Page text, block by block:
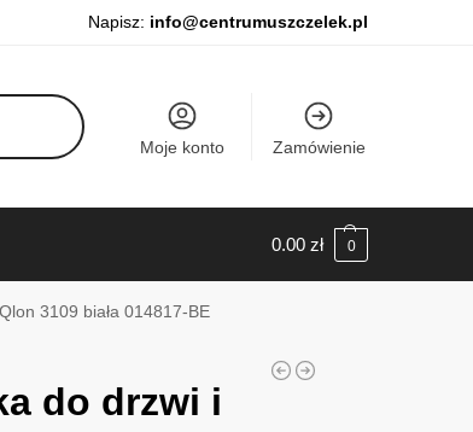
Napisz: info@centrumuszczelek.pl
Moje konto Zamówienie
0.00 zł 0
3109 biała 014817-BE
do drzwi i